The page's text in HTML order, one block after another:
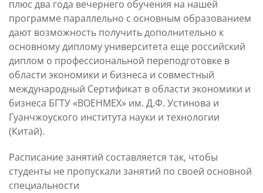
плюс два года вечернего обучения на нашей
программе параллельно с основным образованием
дают возможность получить дополнительно к
основному диплому университета еще российский
диплом о профессиональной переподготовке в
области экономики и бизнеса и совместный
международный Сертификат в области экономики и
бизнеса БГТУ «ВОЕНМЕХ» им. Д.Ф. Устинова и
Гуанчжоуского института науки и технологии
(Китай).
Расписание занятий составляется так, чтобы
студенты не пропускали занятий по своей основной
специальности